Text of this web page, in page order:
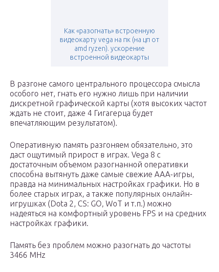
Как «разогнать» встроенную
видеокарту vega на пк (на цп от
amd ryzen). ускорение
встроенной видеокарты
В разгоне самого центрального процессора смысла
особого нет, гнать его нужно лишь при наличии
дискретной графической карты (хотя высоких частот
ждать не стоит, даже 4 Гигагерца будет
впечатляющим результатом).
Оперативную память разгоняем обязательно, это
даст ощутимый прирост в играх. Vega 8 с
достаточным объемом разогнанной оперативки
способна вытянуть даже самые свежие AAA-игры,
правда на минимальных настройках графики. Но в
более старых играх, а также популярных онлайн-
игрушках (Dota 2, CS: GO, WoT и т.п.) можно
надеяться на комфортный уровень FPS и на средних
настройках графики.
Память без проблем можно разогнать до частоты
3466 MHz